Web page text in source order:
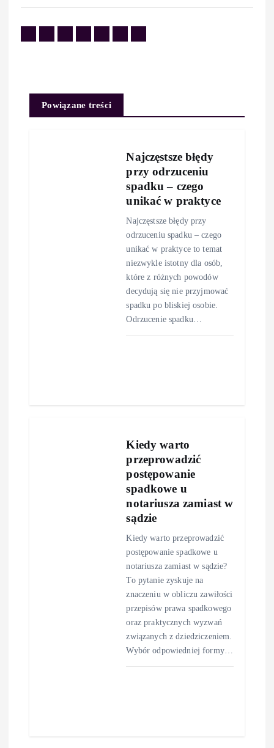
Powiązane treści
Najczęstsze błędy
przy odrzuceniu
spadku – czego
unikać w praktyce
Najczęstsze błędy przy
odrzuceniu spadku – czego
unikać w praktyce to temat
niezwykle istotny dla osób,
które z różnych powodów
decydują się nie przyjmować
spadku po bliskiej osobie.
Odrzucenie spadku…
Kiedy warto
przeprowadzić
postępowanie
spadkowe u
notariusza zamiast w
sądzie
Kiedy warto przeprowadzić
postępowanie spadkowe u
notariusza zamiast w sądzie?
To pytanie zyskuje na
znaczeniu w obliczu zawiłości
przepisów prawa spadkowego
oraz praktycznych wyzwań
związanych z dziedziczeniem.
Wybór odpowiedniej formy…